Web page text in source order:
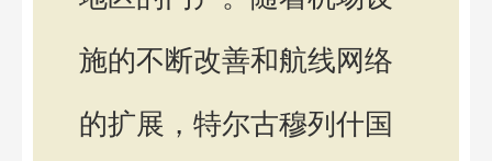
施的不断改善和航线网络
的扩展，特尔古穆列什国